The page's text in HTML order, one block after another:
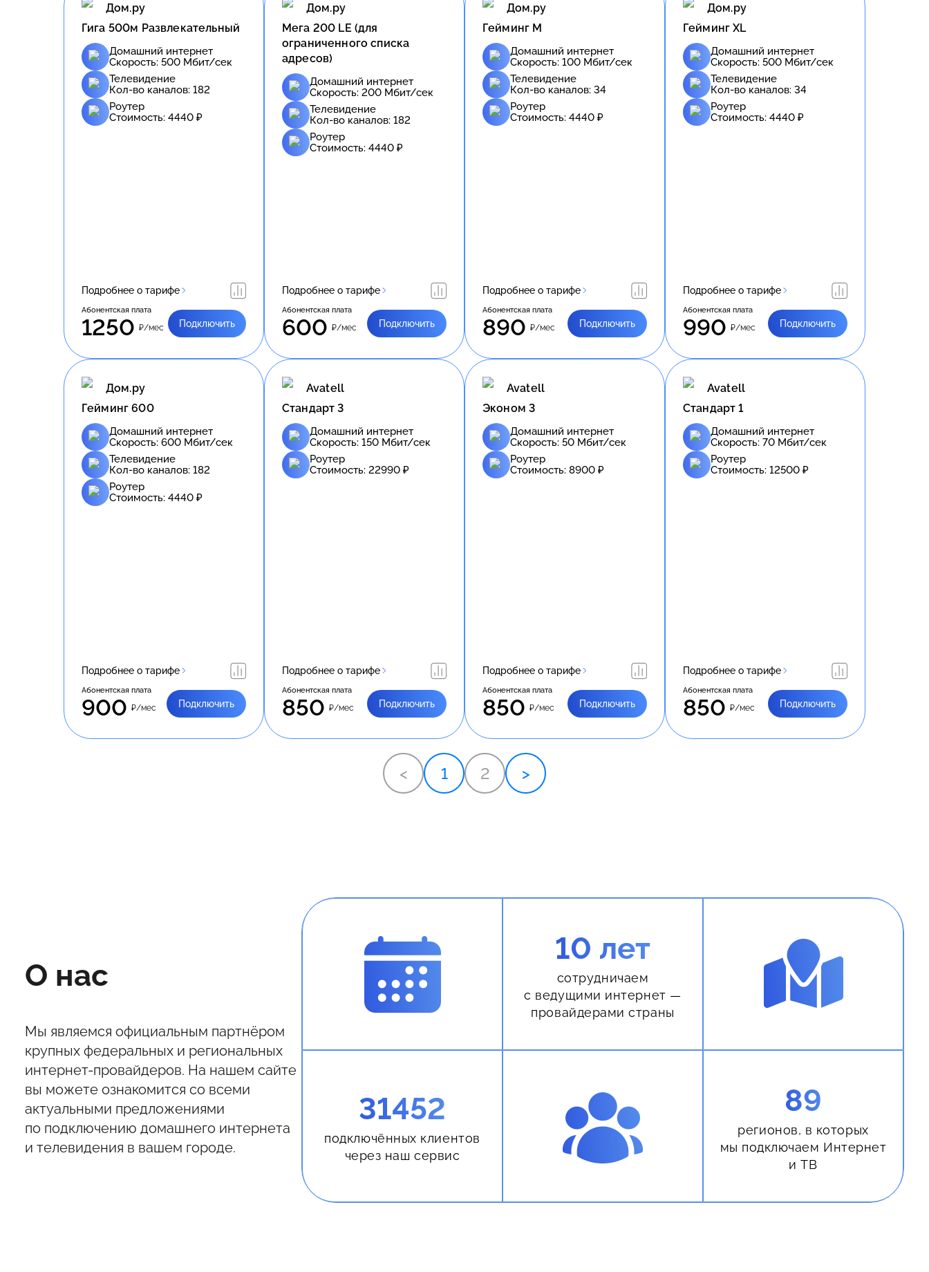
Дом.ру
Гига 500м Развлекательный
Домашний интернет
Скорость: 500 Мбит/сек
Телевидение
Кол-во каналов: 182
Роутер
Стоимость: 4440 ₽
Подробнее о тарифе
Абонентская плата
1250 ₽/мес Подключить
Дом.ру
Meгa 200 LE (для
ограниченного списка
адресов)
Домашний интернет
Скорость: 200 Мбит/сек
Телевидение
Кол-во каналов: 182
Роутер
Стоимость: 4440 ₽
Подробнее о тарифе
Абонентская плата
600 ₽/мес Подключить
Дом.ру
Гейминг М
Домашний интернет
Скорость: 100 Мбит/сек
Телевидение
Кол-во каналов: 34
Роутер
Стоимость: 4440 ₽
Подробнее о тарифе
Абонентская плата
890 ₽/мес Подключить
Дом.ру
Гейминг XL
Домашний интернет
Скорость: 500 Мбит/сек
Телевидение
Кол-во каналов: 34
Роутер
Стоимость: 4440 ₽
Подробнее о тарифе
Абонентская плата
990 ₽/мес Подключить
Дом.ру
Гейминг 600
Домашний интернет
Скорость: 600 Мбит/сек
Телевидение
Кол-во каналов: 182
Роутер
Стоимость: 4440 ₽
Подробнее о тарифе
Абонентская плата
900 ₽/мес Подключить
Avatell
Стандарт 3
Домашний интернет
Скорость: 150 Мбит/сек
Роутер
Стоимость: 22990 ₽
Подробнее о тарифе
Абонентская плата
850 ₽/мес Подключить
Avatell
Эконом 3
Домашний интернет
Скорость: 50 Мбит/сек
Роутер
Стоимость: 8900 ₽
Подробнее о тарифе
Абонентская плата
850 ₽/мес Подключить
Avatell
Стандарт 1
Домашний интернет
Скорость: 70 Мбит/сек
Роутер
Стоимость: 12500 ₽
Подробнее о тарифе
Абонентская плата
850 ₽/мес Подключить
< 1 2 >
О нас
Мы являемся официальным партнёром
крупных федеральных и региональных
интернет-провайдеров. На нашем сайте
вы можете ознакомится со всеми
актуальными предложениями
по подключению домашнего интернета
и телевидения в вашем городе.
10 лет
сотрудничаем
с ведущими интернет —
провайдерами страны
31452
подключённых клиентов
через наш сервис
89
регионов, в которых
мы подключаем Интернет
и ТВ